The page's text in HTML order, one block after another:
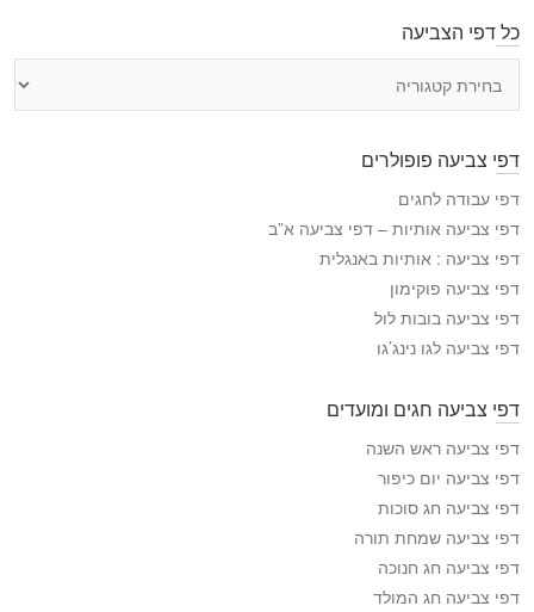
כל דפי הצביעה
י
ה
צ
י
ע
ה
דפי צביעה פופולרים
דפי עבודה לחגים
דפי צביעה אותיות – דפי צביעה א”ב
דפי צביעה : אותיות באנגלית
דפי צביעה פוקימון
דפי צביעה בובות לול
דפי צביעה לגו נינג’גו
דפי צביעה חגים ומועדים
דפי צביעה ראש השנה
דפי צביעה יום כיפור
דפי צביעה חג סוכות
דפי צביעה שמחת תורה
דפי צביעה חג חנוכה
דפי צביעה חג המולד